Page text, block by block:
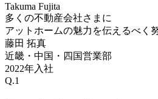
Takuma Fujita
多くの不動産会社さまに
アットホームの魅力を伝えるべく
藤田 拓真
近畿・中国・四国営業部
2022年入社
Q.1